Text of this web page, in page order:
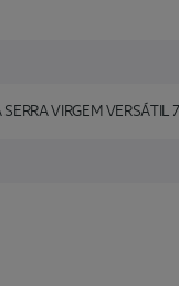
VIRGEM VERSÁTIL